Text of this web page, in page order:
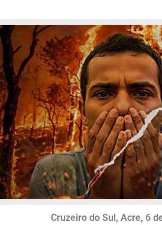
Cruzeiro do Sul, Acre, 6